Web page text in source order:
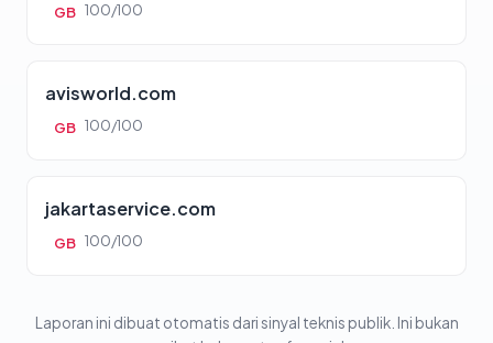
GB 100/100
avisworld.com
GB 100/100
jakartaservice.com
GB 100/100
Laporan ini dibuat otomatis dari sinyal teknis publik. Ini bukan